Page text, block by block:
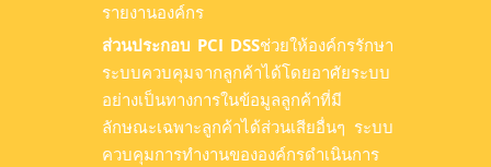
รายงานองค์กร
ส่วนประกอบ PCI DSSช่วยให้องค์กรรักษา
ระบบควบคุมจากลูกค้าได้โดยอาศัยระบบ
อย่างเป็นทางการในข้อมูลลูกค้าที่มี
ลักษณะเฉพาะลูกค้าได้ส่วนเสียอื่นๆ ระบบ
ควบคุมการทำงานขององค์กรดำเนินการ